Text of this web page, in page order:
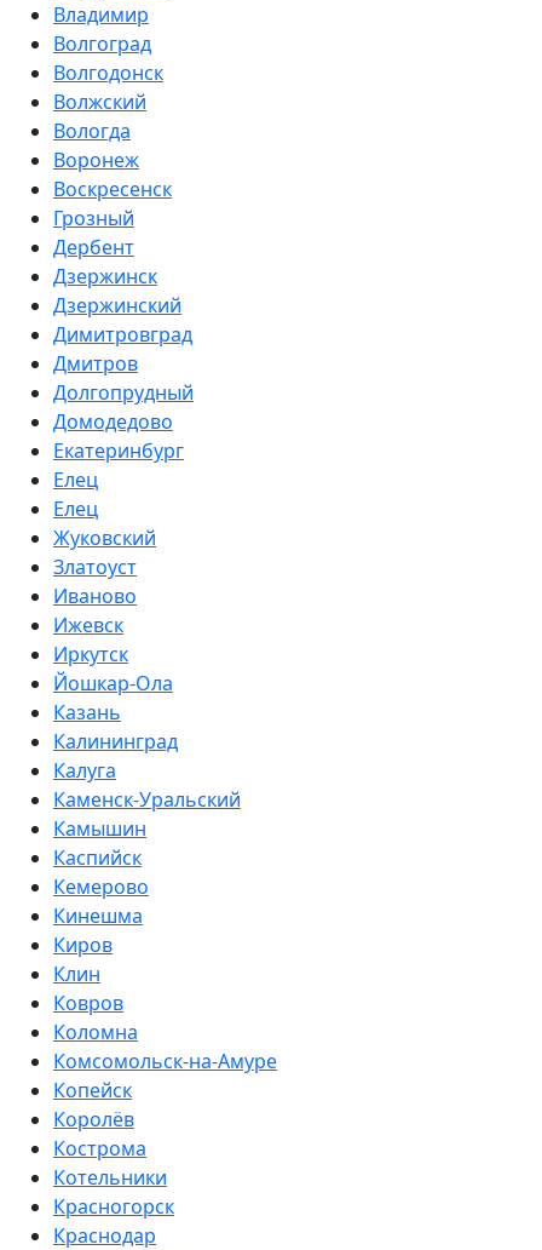
Владимир
Волгоград
Волгодонск
Волжский
Вологда
Воронеж
Воскресенск
Грозный
Дербент
Дзержинск
Дзержинский
Димитровград
Дмитров
Долгопрудный
Домодедово
Екатеринбург
Елец
Елец
Жуковский
Златоуст
Иваново
Ижевск
Иркутск
Йошкар-Ола
Казань
Калининград
Калуга
Каменск-Уральский
Камышин
Каспийск
Кемерово
Кинешма
Киров
Клин
Ковров
Коломна
Комсомольск-на-Амуре
Копейск
Королёв
Кострома
Котельники
Красногорск
Краснодар